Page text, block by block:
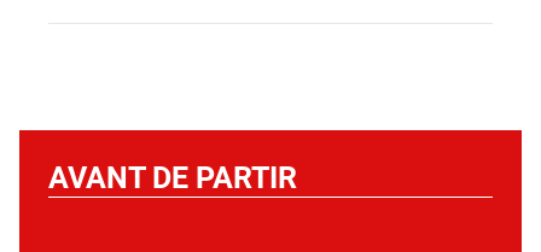
AVANT DE PARTIR